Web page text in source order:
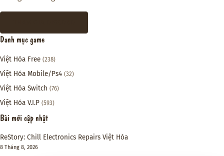
Danh mục game
Việt Hóa Free (238)
Việt Hóa Mobile/Ps4 (32)
Việt Hóa Switch (76)
Việt Hóa V.I.P (593)
Bài mới cập nhật
ReStory: Chill Electronics Repairs Việt Hóa
8 Tháng 8, 2026